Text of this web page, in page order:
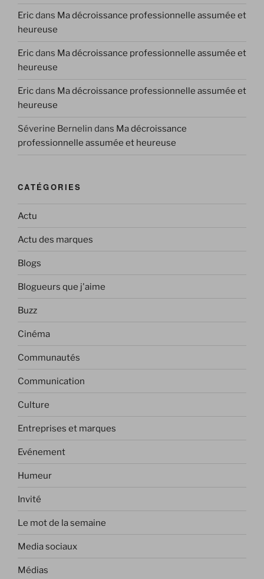
Ericdans Ma décroissance professionnelle assumée et
heureuse
Ericdans Ma décroissance professionnelle assumée et
heureuse
Ericdans Ma décroissance professionnelle assumée et
heureuse
Séverine Bernelin dans Ma décroissance
professionnelle assumée et heureuse
CATÉGORIES
Actu
Actu des marques
Blogs
Blogueurs que j'aime
Buzz
Cinéma
Communautés
Communication
Culture
Entreprises et marques
Evénement
Humeur
Invité
Le mot de la semaine
Media sociaux
Médias